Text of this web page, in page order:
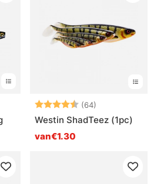
sterrenBeoordeling:
(64)
Westin ShadTeez (1pc)
van€1.30